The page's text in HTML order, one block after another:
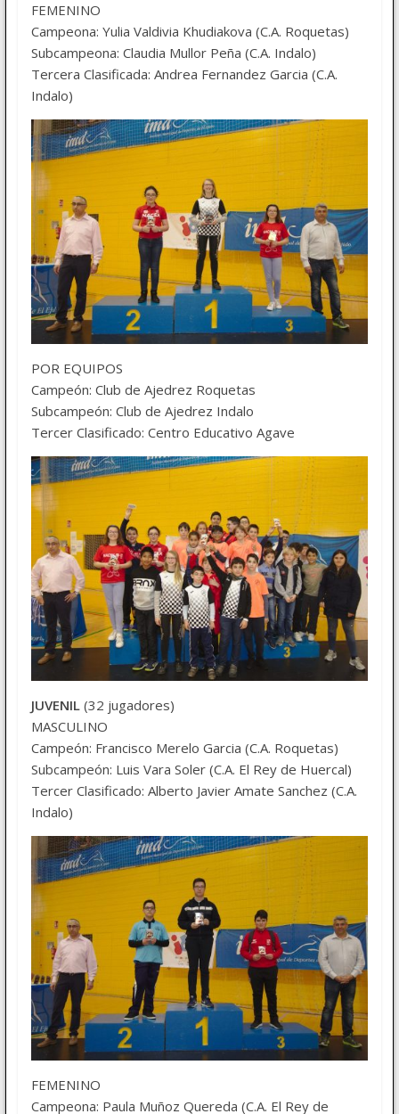
FEMENINO
Campeona: Yulia Valdivia Khudiakova (C.A. Roquetas)
Subcampeona: Claudia Mullor Peña (C.A. Indalo)
Tercera Clasificada: Andrea Fernandez Garcia (C.A.
Indalo)
POR EQUIPOS
Campeón: Club de Ajedrez Roquetas
Subcampeón: Club de Ajedrez Indalo
Tercer Clasificado: Centro Educativo Agave
JUVENIL(32 jugadores)
MASCULINO
Campeón: Francisco Merelo Garcia (C.A. Roquetas)
Subcampeón: Luis Vara Soler (C.A. El Rey de Huercal)
Tercer Clasificado: Alberto Javier Amate Sanchez (C.A.
Indalo)
FEMENINO
Campeona: Paula Muñoz Quereda (C.A. El Rey de